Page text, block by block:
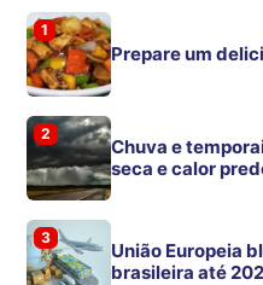
1
Prepare um
2
Chuva e
seca e calor
3
União Europeia
brasileira até